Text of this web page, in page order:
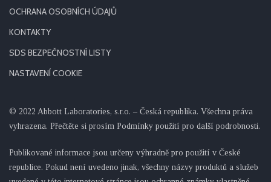
OCHRANA OSOBNÍCH ÚDAJŮ
KONTAKTY
SDS BEZPEČNOSTNÍ LISTY
NASTAVENÍ COOKIE
© 2022 Abbott Laboratories, s.r.o. – Česká republika. Všechna práva
vyhrazena. Přečtěte si prosím Podmínky použití pro další podrobnosti.
Publikované informace jsou určeny výhradně pro použití v České
republice. Pokud není uvedeno jinak, všechny názvy produktů a služeb